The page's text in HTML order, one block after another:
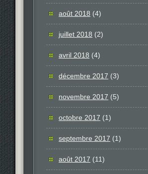
août 2018 (4)
juillet 2018 (2)
avril 2018 (4)
décembre 2017 (3)
novembre 2017 (5)
octobre 2017 (1)
septembre 2017 (1)
août 2017 (11)